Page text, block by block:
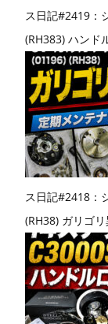
ス日記#2419：
(RH383) ハンド
ス日記#2418：
(RH38) ガリゴ